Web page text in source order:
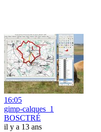
16:05
gimp-calques_1
BOSCTRÉ
il y a 13 ans